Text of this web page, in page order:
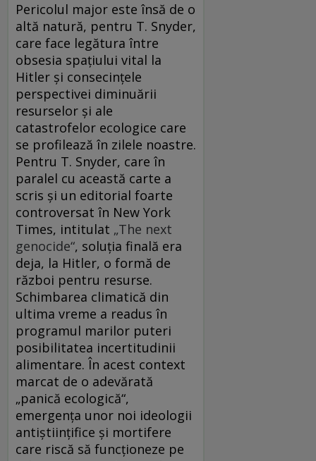
Pericolul major este însă de o
altă natură, pentru T. Snyder,
care face legătura între
obsesia spaţiului vital la
Hitler şi consecinţele
perspectivei diminuării
resurselor şi ale
catastrofelor ecologice care
se profilează în zilele noastre.
Pentru T. Snyder, care în
paralel cu această carte a
scris şi un editorial foarte
controversat în New York
Times, intitulat „The next
genocide“, soluţia finală era
deja, la Hitler, o formă de
război pentru resurse.
Schimbarea climatică din
ultima vreme a readus în
programul marilor puteri
posibilitatea incertitudinii
alimentare. În acest context
marcat de o adevărată
„panică ecologică“,
emergenţa unor noi ideologii
antiştiinţifice şi mortifere
care riscă să funcţioneze pe